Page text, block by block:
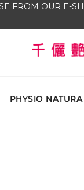
FROM OUR E-
PHYSIO NATURA